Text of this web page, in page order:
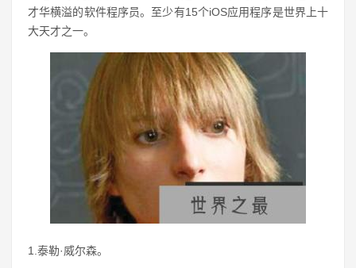
才华横溢的软件程序员。至少有15个iOS应用程序是世界上十
大天才之一。
1.泰勒·威尔森。